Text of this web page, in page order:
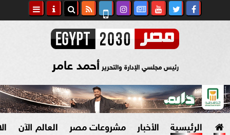
رئيس مجلسي الإدارة والتحرير أحمد عامر
الرئيسية الأخبار مشروعات مصر العالم الآن